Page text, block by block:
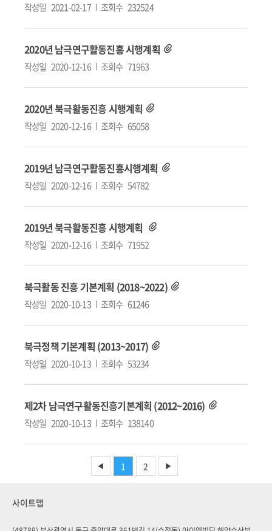
작성일 2021-02-17 조회수 232524
2020년 남극연구활동진흥 시행계획
작성일 2020-12-16 조회수 71963
2020년 북극활동진흥 시행계획
작성일 2020-12-16 조회수 65058
2019년 남극연구활동진흥시행계획
작성일 2020-12-16 조회수 54782
2019년 북극활동진흥 시행계획
작성일 2020-12-16 조회수 71952
북극활동 진흥 기본계획 (2018~2022)
작성일 2020-10-13 조회수 61246
북극정책 기본계획 (2013~2017)
작성일 2020-10-13 조회수 53234
제2차 남극연구활동진흥기본계획 (2012~2016)
작성일 2020-10-13 조회수 138140
◀ 1 2 ▶
사이트맵